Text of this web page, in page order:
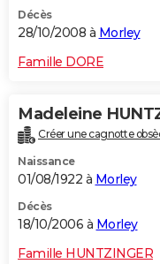
Décès
28/10/2008 à Morley
Famille DORE
Madeleine
Créer une cagnotte
Naissance
01/08/1922 à Morley
Décès
18/10/2006 à Morley
Famille HUNTZINGER